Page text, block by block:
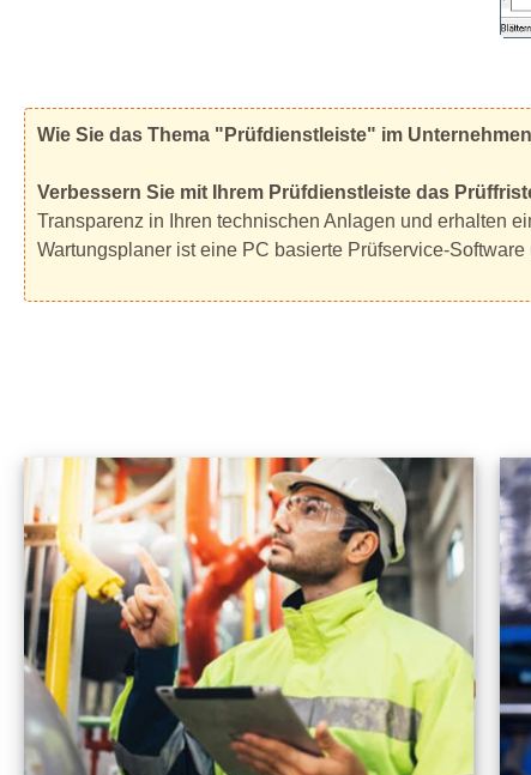
Wie Sie das Thema "Prüfdienstleiste" im
Verbessern Sie mit Ihrem Prüfdienstleiste das
Transparenz in Ihren technischen Anlagen und erhalten
Wartungsplaner ist eine PC basierte Prüfservice-